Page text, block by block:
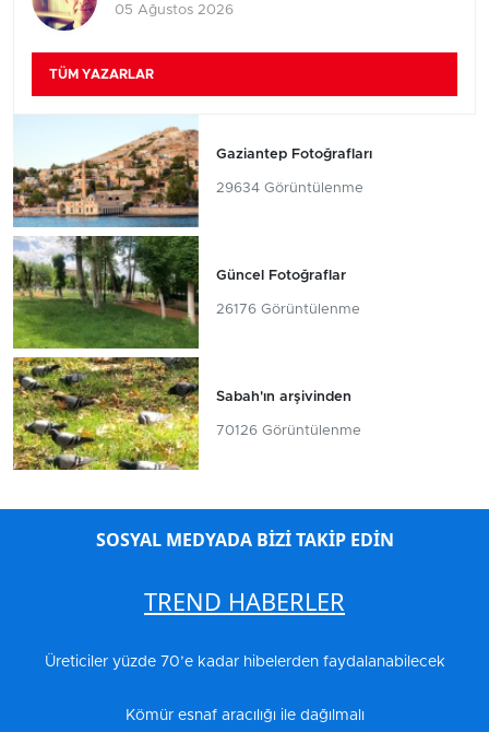
05 Ağustos 2026
TÜM YAZARLAR
Gaziantep Fotoğrafları
29634 Görüntülenme
Güncel Fotoğraflar
26176 Görüntülenme
Sabah'ın arşivinden
70126 Görüntülenme
SOSYAL MEDYADA BİZİ TAKİP EDİN
TREND HABERLER
Üreticiler yüzde 70’e kadar hibelerden faydalanabilecek
Kömür esnaf aracılığı ile dağılmalı